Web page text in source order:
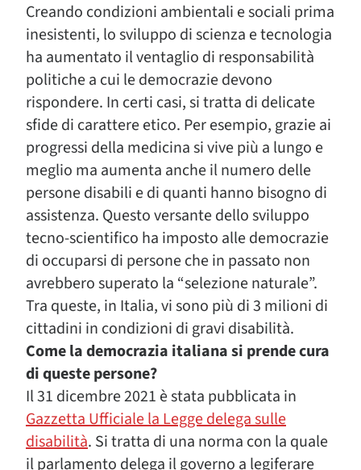
Creando condizioni ambientali e sociali prima
inesistenti, lo sviluppo di scienza e tecnologia
ha aumentato il ventaglio di responsabilità
politiche a cui le democrazie devono
rispondere. In certi casi, si tratta di delicate
sfide di carattere etico. Per esempio, grazie ai
progressi della medicina si vive più a lungo e
meglio ma aumenta anche il numero delle
persone disabili e di quanti hanno bisogno di
assistenza. Questo versante dello sviluppo
tecno-scientifico ha imposto alle democrazie
di occuparsi di persone che in passato non
avrebbero superato la “selezione naturale”.
Tra queste, in Italia, vi sono più di 3 milioni di
cittadini in condizioni di gravi disabilità.
Come la democrazia italiana si prende cura
di queste persone?
Il 31 dicembre 2021 è stata pubblicata in
Gazzetta Ufficiale la Legge delega sulle
disabilità. Si tratta di una norma con la quale
il parlamento delega il governo a legiferare